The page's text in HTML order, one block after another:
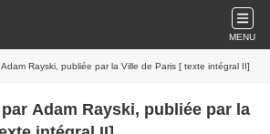
MENU
Rayski, publiée par la Ville de Paris [ texte intégral II]
Adam Rayski, publiée par la